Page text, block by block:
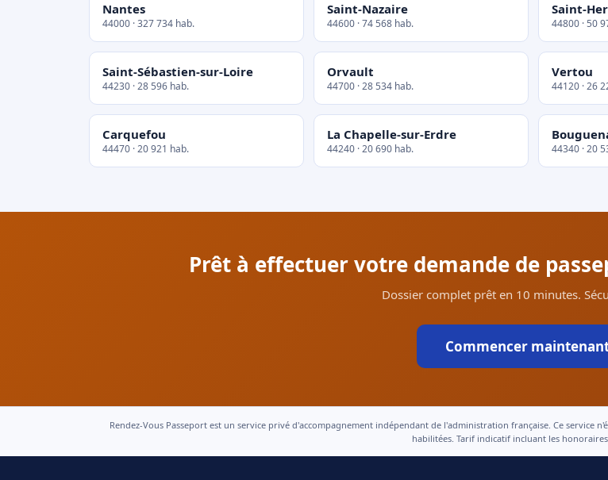
Nantes
44000 · 327 734 hab.
Saint-Nazaire
44600 · 74 568 hab.
Saint-
44800 · 50
Saint-Sébastien-sur-Loire
44230 · 28 596 hab.
Orvault
44700 · 28 534 hab.
Vertou
44120 · 26
Carquefou
44470 · 20 921 hab.
La Chapelle-sur-Erdre
44240 · 20 690 hab. 44340 · 20
Prêt à effectuer votre demande de
Dossier complet prêt en 10 minutes.
Commencer
Rendez-Vous Passeport est un service privé d'accompagnement indépendant de l'administration française. Ce service
habilitées. Tarif indicatif incluant les